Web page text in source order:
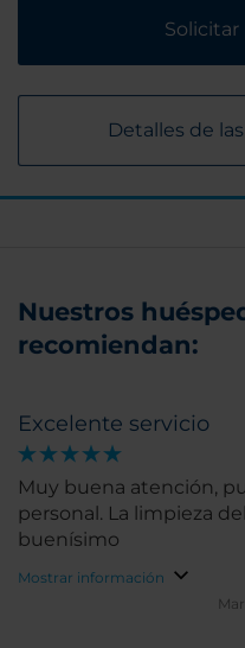
Detalles de
Nuestros
recomiendan:
Excelente servicio
Muy buena atención,
personal. La limpieza
buenísimo
Mostrar información